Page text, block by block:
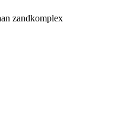
zandkomplex